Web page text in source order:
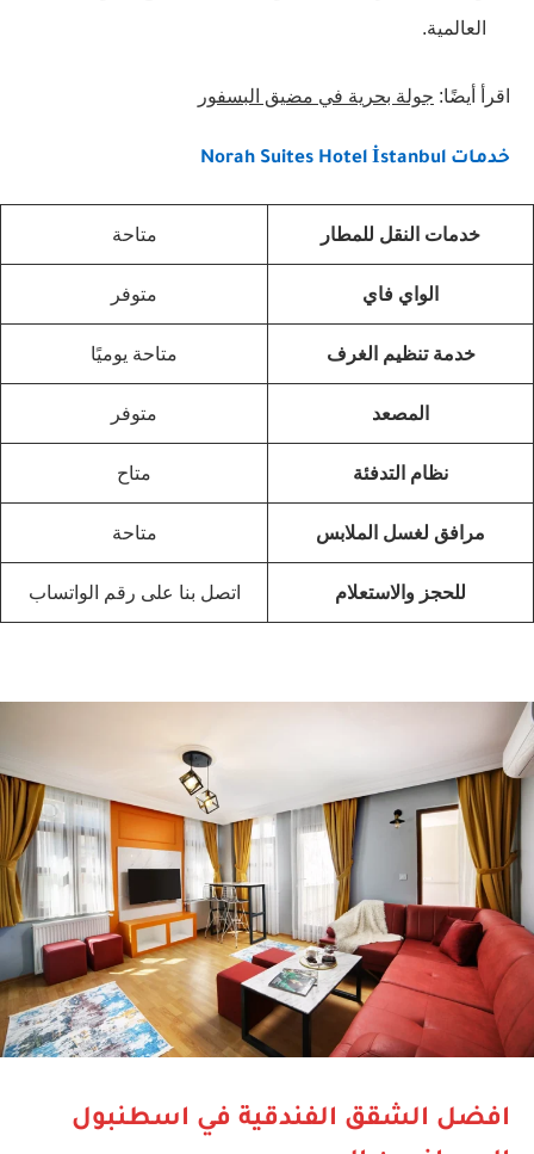
العالمية.
اقرأ أيضًا: جولة بحرية في مضيق البسفور
خدمات Norah Suites Hotel İstanbul
خدمات النقل للمطار متاحة
الواي فاي متوفر
خدمة تنظيم الغرف متاحة يوميًا
المصعد متوفر
نظام التدفئة متاح
مرافق لغسل الملابس متاحة
للحجز والاستعلام اتصل بنا على رقم الواتساب
افضل الشقق الفندقية في اسطنبول